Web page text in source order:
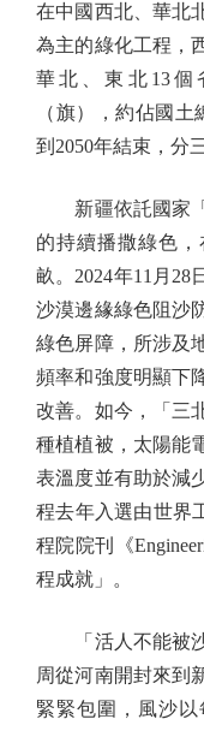
在中國西北、華北
為主的綠化工程，
華北、東北13個
（旗），約佔國土
到2050年結束，分
新疆依託國家「
的持續播撒綠色
畝。2024年11月28
沙漠邊緣綠色阻沙
綠色屏障，所涉及
頻率和強度明顯下
改善。如今，「三
種植植被，太陽能
表溫度並有助於減
程去年入選由世界
程院院刊《
程成就」。
「活人不能被沙
周從河南開封來到
緊緊包圍，風沙